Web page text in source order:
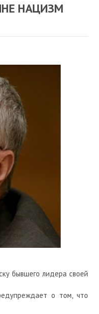
НАЦИЗМ
бывшего лидера своей
о том, что